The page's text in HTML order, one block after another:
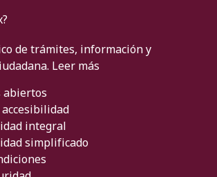
de trámites, información y
Leer más
abiertos
integral
simplificado